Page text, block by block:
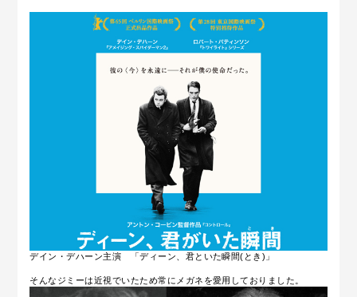
デイン・デハーン主演 「ディーン、君といた瞬間(とき)」
そんなジミーは近視でいたため常にメガネを愛用しておりました。